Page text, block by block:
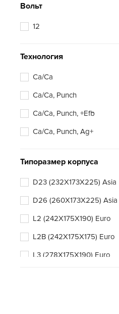
Вольт
12
Технология
Ca/Ca
Ca/Ca, Punch
Ca/Ca, Punch, +Efb
Ca/Ca, Punch, Ag+
Типоразмер корпуса
D23 (232X173X225) Asia
D26 (260X173X225) Asia
L2 (242X175X190) Euro
L2B (242X175X175) Euro
L3 (278X175X190) Euro